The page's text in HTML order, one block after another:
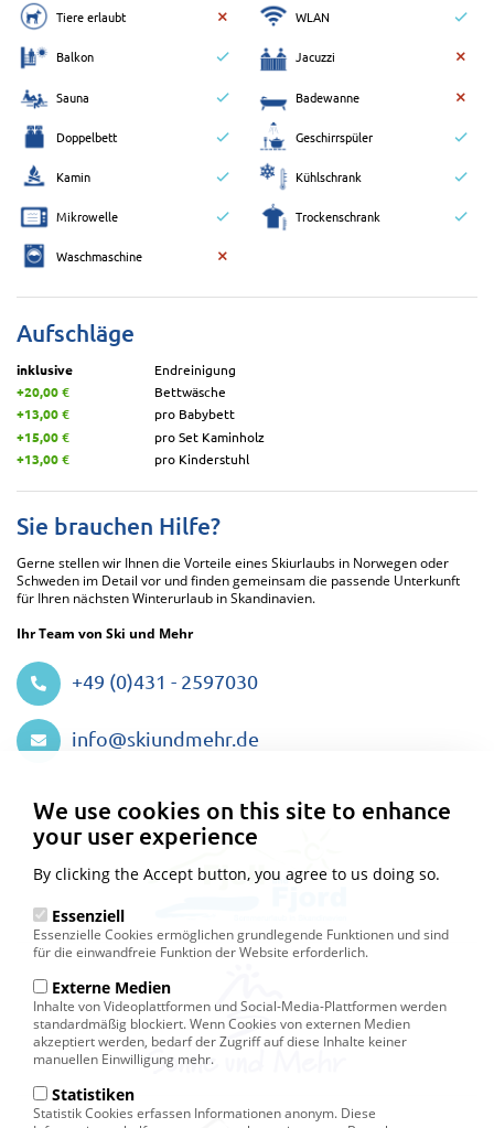
Tiere erlaubt WLAN
Balkon Jacuzzi
Sauna Badewanne
Doppelbett Geschirrspüler
Kamin Kühlschrank
Mikrowelle Trockenschrank
Waschmaschine
Aufschläge
inklusive
Endreinigung
+20,00 €
Bettwäsche
+13,00 €
pro Babybett
+15,00 €
pro Set Kaminholz
+13,00 €
pro Kinderstuhl
Sie brauchen Hilfe?
Gerne stellen wir Ihnen die Vorteile eines Skiurlaubs in Norwegen oder
Schweden im Detail vor und finden gemeinsam die passende Unterkunft
für Ihren nächsten Winterurlaub in Skandinavien.
Ihr Team von Ski und Mehr
+49 (0)431 - 2597030
info@skiundmehr.de
We use cookies on this site to enhance
your user experience
By clicking the Accept button, you agree to us doing so.
Essenziell
Essenzielle Cookies ermöglichen grundlegende Funktionen und sind
für die einwandfreie Funktion der Website erforderlich.
Externe Medien
Inhalte von Videoplattformen und Social-Media-Plattformen werden
standardmäßig blockiert. Wenn Cookies von externen Medien
akzeptiert werden, bedarf der Zugriff auf diese Inhalte keiner
manuellen Einwilligung mehr.
Statistiken
Statistik Cookies erfassen Informationen anonym. Diese